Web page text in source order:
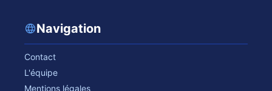
Navigation
Contact
L'équipe
Mentions légales